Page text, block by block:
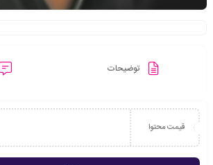
توضیحات
قیمت محتوا